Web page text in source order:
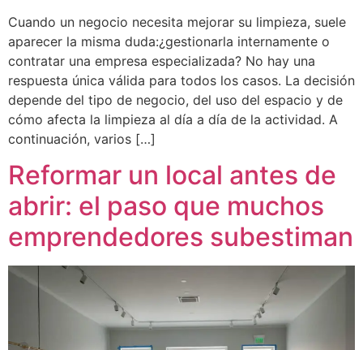
Cuando un negocio necesita mejorar su limpieza, suele
aparecer la misma duda:¿gestionarla internamente o
contratar una empresa especializada? No hay una
respuesta única válida para todos los casos. La decisión
depende del tipo de negocio, del uso del espacio y de
cómo afecta la limpieza al día a día de la actividad. A
continuación, varios […]
Reformar un local antes de
abrir: el paso que muchos
emprendedores subestiman